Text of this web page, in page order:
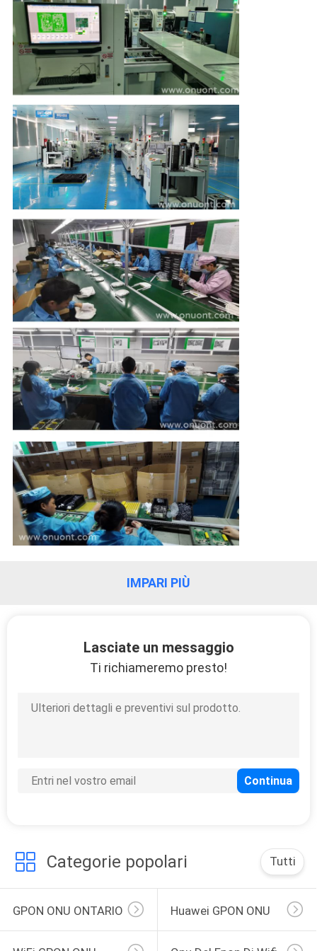
CONTROLLO
DI
QUALITÀ
CONTATTICI
RICHIEDA
UNA
CITAZIONE
MAPPA
DEL
SITO
PRIVACY
POLICY
IMPARI PIÙ
Lasciate un messaggio
Ti richiameremo presto!
Categorie popolari Tutti
GPON ONU ONTARIO Huawei GPON ONU